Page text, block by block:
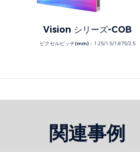
Vision シリーズ-COB
ピクセルピッチ(mm)： 1.25/1.5/1.875/2.5
関連事例